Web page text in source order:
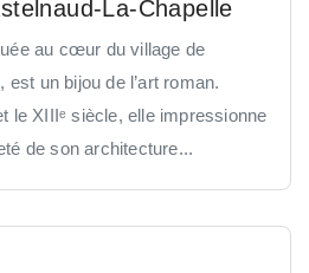
La-Chapelle
au cœur du village de
un bijou de l’art roman.
le XIIIᵉ siècle, elle impressionne
de son architecture...